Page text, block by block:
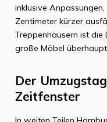
inklusive
Zentimeter kürzer
Treppenhäusern ist
große Möbel
Der
Zeitfenster